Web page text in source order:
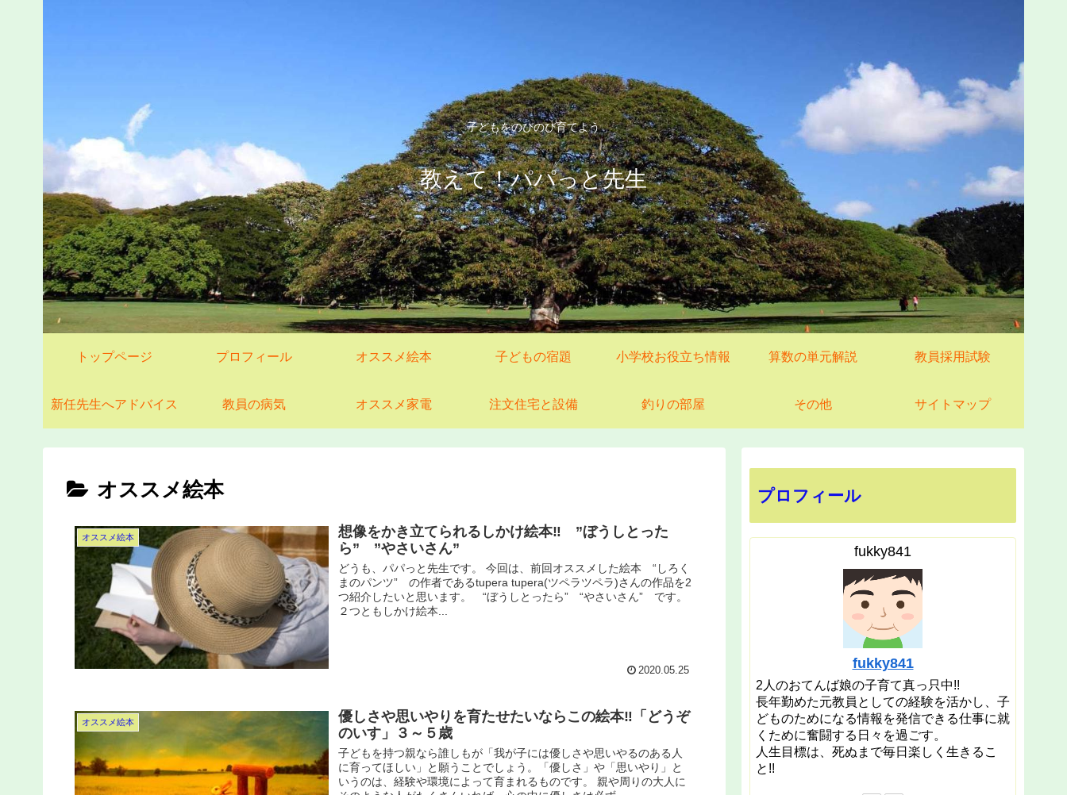
子どもをのびのび育てよう
教えて！パパっと先生
トップページ プロフィール オススメ絵本 子どもの宿題 小学校お役立ち情報 算数の単元解説 教員採用試験
新任先生へアドバイス 教員の病気 オススメ家電 注文住宅と設備 釣りの部屋 その他 サイトマップ
オススメ絵本
オススメ絵本
想像をかき立てられるしかけ絵本‼ ”ぼうしとった
ら” ”やさいさん”
どうも、パパっと先生です。 今回は、前回オススメした絵本 “しろく
まのパンツ” の作者であるtupera tupera(ツペラツペラ)さんの作品を2
つ紹介したいと思います。 “ぼうしとったら” “やさいさん” です。
２つともしかけ絵本...
2020.05.25
オススメ絵本
優しさや思いやりを育たせたいならこの絵本‼「どうぞ
のいす」３～５歳
子どもを持つ親なら誰しもが「我が子には優しさや思いやるのある人
に育ってほしい」と願うことでしょう。「優しさ」や「思いやり」と
いうのは、経験や環境によって育まれるものです。 親や周りの大人に
プロフィール
fukky841
fukky841
2人のおてんば娘の子育て真っ只中!!
長年勤めた元教員としての経験を活かし、子
どものためになる情報を発信できる仕事に就
くために奮闘する日々を過ごす。
人生目標は、死ぬまで毎日楽しく生きるこ
と!!